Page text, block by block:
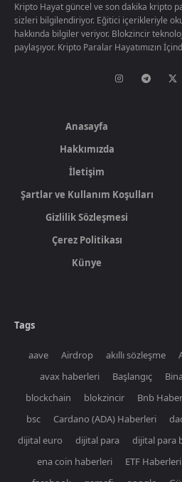
Kripto Hayat güncel ve son dakika kripto
sizleri bilgilendiriyor. Eğitici içerikleriyle
hakkında bilgiler veriyor. Blokzincir
paylaşıyor. Kripto Paralar Hayatımızın
Anasayfa
Hakkımızda
İletişim
Şartlar ve Kullanım Koşulları
Gizlilik Sözleşmesi
Çerez Politikası
Künye
Tags
aave Airdrop akıllı sözleşme
avax haberleri
Başlangıç
blockchain
blokzincir Bnb
bsc
Cardano (ADA) Haberleri
dijital euro
dijital para dijital para
ena coin haberleri
ETF Haberleri